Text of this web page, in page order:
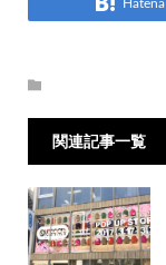
Hatena
関連記事一覧